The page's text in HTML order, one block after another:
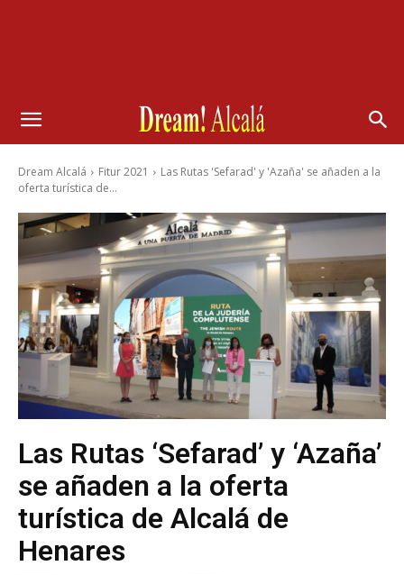
Dream Alcalá Fitur 2021
Las Rutas 'Sefarad' y 'Azaña' se añaden a la
oferta turística de...
Las Rutas ‘Sefarad’ y ‘Azaña’
se añaden a la oferta
turística de Alcalá de
Henares